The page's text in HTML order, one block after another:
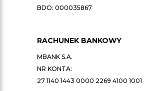
BDO: 000035867
RACHUNEK BANKOWY
MBANK S.A.
NR KONTA:
27 1140 1443 0000 2269 4100 1001